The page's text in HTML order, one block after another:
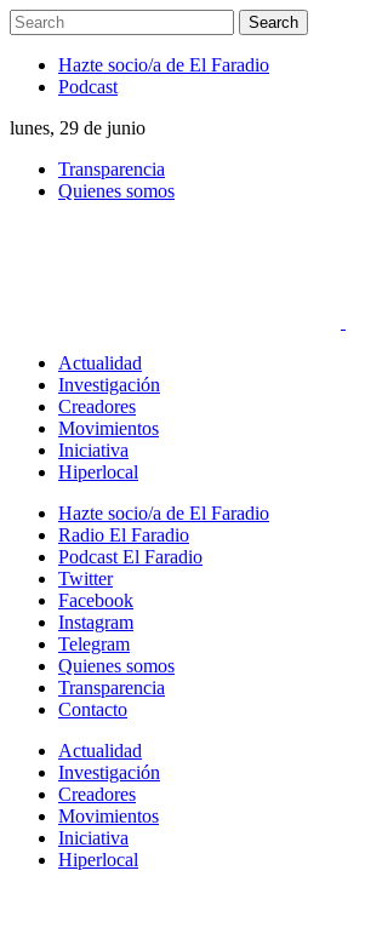
Hazte socio/a de El Faradio
Podcast
lunes, 29 de junio
Transparencia
Quienes somos
Actualidad
Investigación
Creadores
Movimientos
Iniciativa
Hiperlocal
Hazte socio/a de El Faradio
Radio El Faradio
Podcast El Faradio
Twitter
Facebook
Instagram
Telegram
Quienes somos
Transparencia
Contacto
Actualidad
Investigación
Creadores
Movimientos
Iniciativa
Hiperlocal